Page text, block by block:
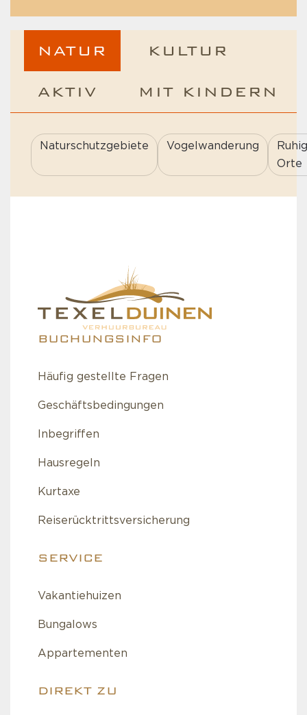
NATUR KULTUR
AKTIV MIT KINDERN
Naturschutzgebiete Vogelwanderung
Orte
BUCHUNGSINFO
Häufig gestellte Fragen
Geschäftsbedingungen
Inbegriffen
Hausregeln
Kurtaxe
Reiserücktrittsversicherung
SERVICE
Vakantiehuizen
Bungalows
Appartementen
DIREKT ZU